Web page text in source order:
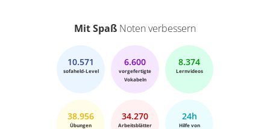
Mit Spaß Noten verbessern
10.571
sofaheld-Level
6.600
vorgefertigte
Vokabeln
8.374
Lernvideos
38.956
Übungen
34.270
Arbeitsblätter
24h
Hilfe von